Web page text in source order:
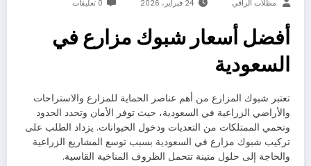
مظلات الراقي 24 فبراير، 2026 0 تعليقات
أفضل أسعار شبوك مزارع في
السعودية
تعتبر شبوك المزارع من أهم عناصر الحماية للمزارع والاستراحات
والأراضي الزراعية في السعودية، حيث توفر الأمان وتحدد الحدود
وتحمي الممتلكات من التعديات ودخول الحيوانات. يزداد الطلب على
تركيب شبوك مزارع في السعودية بسبب توسع المشاريع الزراعية
والحاجة إلى حلول متينة تتحمل الظروف المناخية القاسية.